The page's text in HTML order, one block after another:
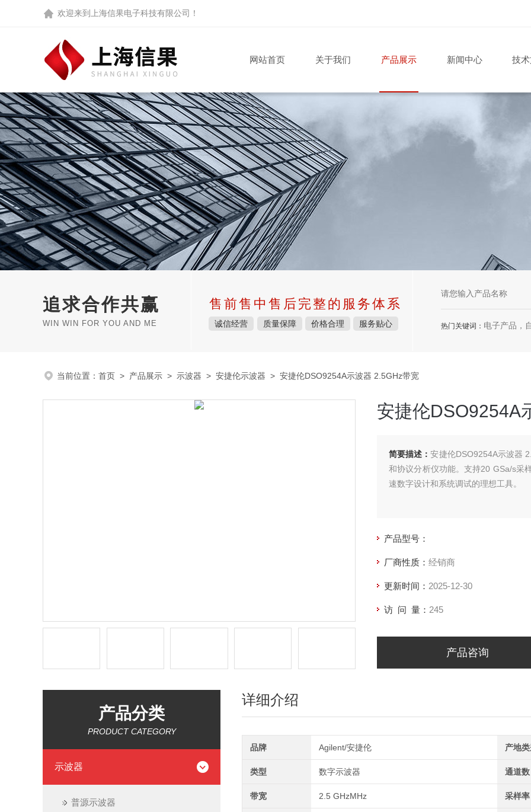
欢迎来到 上海信果电子科技有限公司 ！
网站首页 关于我们 产品展示 新闻中心 技
追求合作共赢
WIN WIN FOR YOU AND ME
售前售中售后完整的服务体系
诚信经营 质量保障 价格合理 服务贴心 热门关键词： 电子产品，
当前位置： 首页 > 产品展示 > 示波器 > 安捷伦示波器 > 安捷伦DSO9254A示波器 2.5GHz带宽
安捷伦DSO9254A
简要描述：安捷伦DSO9254A示波器
和协议分析仪功能。支持20 GSa/s采
速数字设计和系统调试的理想工具。
产品型号：
厂商性质： 经销商
更新时间： 2025-12-30
访 问 量： 245
产品咨询
产品分类
PRODUCT CATEGORY
示波器
普源示波器
详细介绍
品牌 Agilent/安捷伦 产地类
类型 数字示波器 通道数
带宽 2.5 GHzMHz 采样率